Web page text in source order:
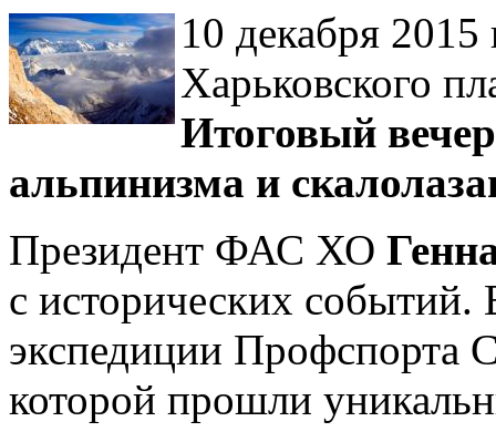
10 декабря
Харьковского
Итоговый
альпинизма и
Президент ФАС ХО
с исторических событий.
экспедиции
которой прошли